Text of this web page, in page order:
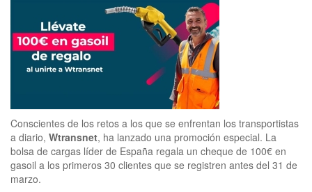
Conscientes de los retos a los que se enfrentan los transportistas
a diario, Wtransnet, ha lanzado una promoción especial. La
bolsa de cargas líder de España regala un cheque de 100€ en
gasoil a los primeros 30 clientes que se registren antes del 31 de
marzo.